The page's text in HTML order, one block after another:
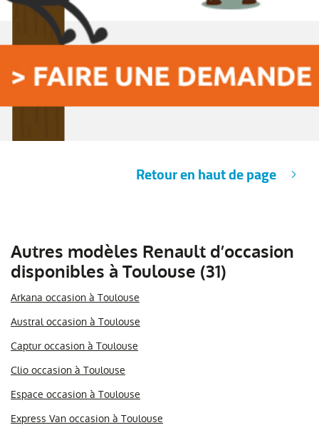
Retour en haut de page
Autres modèles Renault d’occasion
disponibles à Toulouse (31)
Arkana occasion à Toulouse
Austral occasion à Toulouse
Captur occasion à Toulouse
Clio occasion à Toulouse
Espace occasion à Toulouse
Express Van occasion à Toulouse